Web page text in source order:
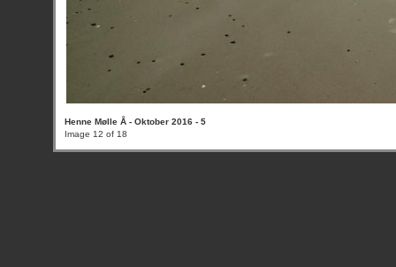
Henne Mølle Å - Oktober 2016 - 5
Image 12 of 18